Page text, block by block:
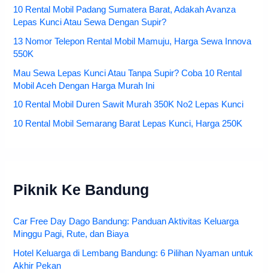
10 Rental Mobil Padang Sumatera Barat, Adakah Avanza
Lepas Kunci Atau Sewa Dengan Supir?
13 Nomor Telepon Rental Mobil Mamuju, Harga Sewa Innova
550K
Mau Sewa Lepas Kunci Atau Tanpa Supir? Coba 10 Rental
Mobil Aceh Dengan Harga Murah Ini
10 Rental Mobil Duren Sawit Murah 350K No2 Lepas Kunci
10 Rental Mobil Semarang Barat Lepas Kunci, Harga 250K
Piknik Ke Bandung
Car Free Day Dago Bandung: Panduan Aktivitas Keluarga
Minggu Pagi, Rute, dan Biaya
Hotel Keluarga di Lembang Bandung: 6 Pilihan Nyaman untuk
Akhir Pekan